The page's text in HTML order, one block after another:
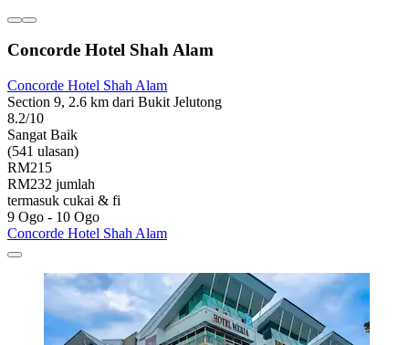
Concorde Hotel Shah Alam
Concorde Hotel Shah Alam
Section 9, 2.6 km dari Bukit Jelutong
8.2/10
Sangat Baik
(541 ulasan)
RM215
RM232 jumlah
termasuk cukai & fi
9 Ogo - 10 Ogo
Concorde Hotel Shah Alam